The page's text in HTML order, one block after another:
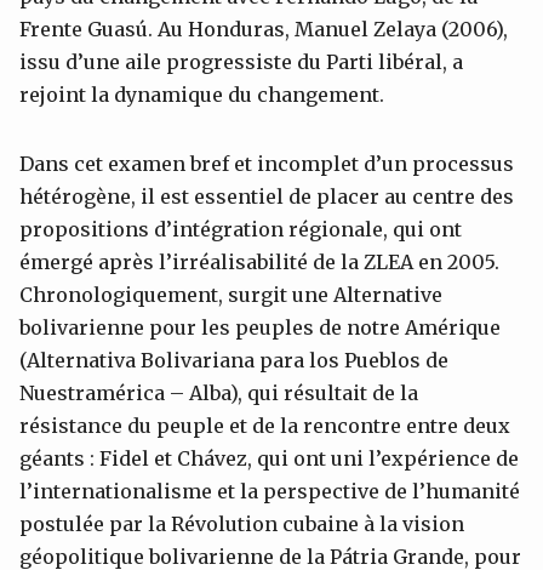
Frente Guasú. Au Honduras, Manuel Zelaya (2006),
issu d’une aile progressiste du Parti libéral, a
rejoint la dynamique du changement.
Dans cet examen bref et incomplet d’un processus
hétérogène, il est essentiel de placer au centre des
propositions d’intégration régionale, qui ont
émergé après l’irréalisabilité de la ZLEA en 2005.
Chronologiquement, surgit une Alternative
bolivarienne pour les peuples de notre Amérique
(Alternativa Bolivariana para los Pueblos de
Nuestramérica – Alba), qui résultait de la
résistance du peuple et de la rencontre entre deux
géants : Fidel et Chávez, qui ont uni l’expérience de
l’internationalisme et la perspective de l’humanité
postulée par la Révolution cubaine à la vision
géopolitique bolivarienne de la Pátria Grande, pour